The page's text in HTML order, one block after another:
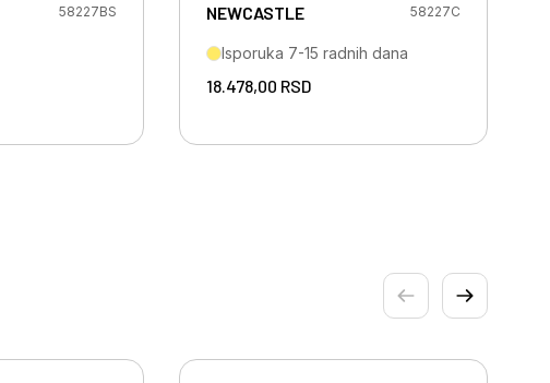
58227BS NEWCASTLE 58227C
Isporuka 7-15 radnih dana
18.478,00 RSD